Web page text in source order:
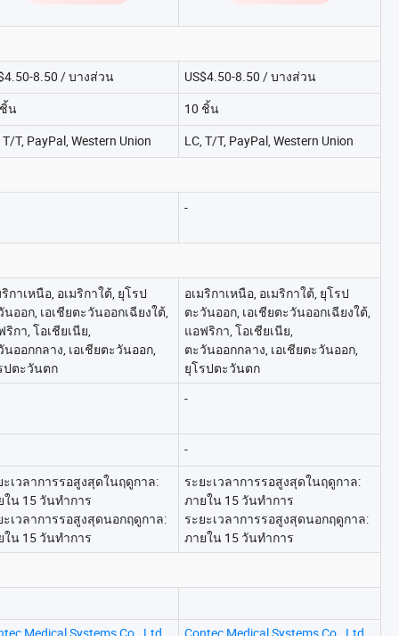
8.50 / บางส่วน US$4.50-8.50 / บางส่วน
น 10 ชิ้น
T/T, PayPal, Western Union
LC, T/T, PayPal, Western Union
-
ริกาเหนือ, อเมริกาใต้, ยุโรป
นออก, เอเชียตะวันออกเฉียงใต้,
ริกา, โอเชียเนีย,
นออกกลาง, เอเชียตะวันออก,
ปตะวันตก
อเมริกาเหนือ, อเมริกาใต้, ยุโรป
ตะวันออก, เอเชียตะวันออกเฉียงใต้,
แอฟริกา, โอเชียเนีย,
ตะวันออกกลาง, เอเชียตะวันออก,
ยุโรปตะวันตก
-
-
ะเวลาการรอสูงสุดในฤดูกาล:
ใน 15 วันทำการ
ะเวลาการรอสูงสุดนอกฤดูกาล:
ใน 15 วันทำการ
ระยะเวลาการรอสูงสุดในฤดูกาล:
ภายใน 15 วันทำการ
ระยะเวลาการรอสูงสุดนอกฤดูกาล:
ภายใน 15 วันทำการ